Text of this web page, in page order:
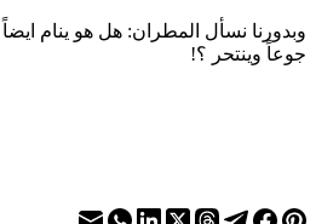
وبدورنا نسأل المطران: هل هو ينام
جوعاً وينتحر ؟!